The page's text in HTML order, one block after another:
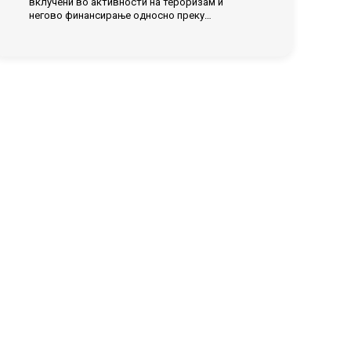
негово финансирање односно преку…